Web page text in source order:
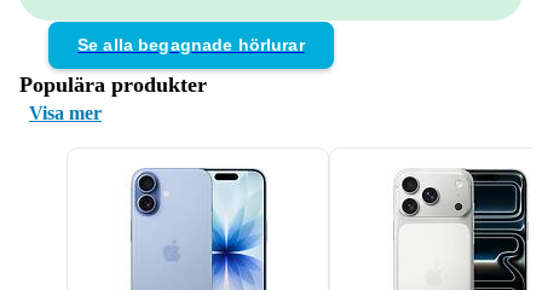
Se alla begagnade hörlurar
Populära produkter
Visa mer